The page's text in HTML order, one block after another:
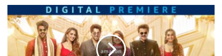
Prime
Video
ने
Prime